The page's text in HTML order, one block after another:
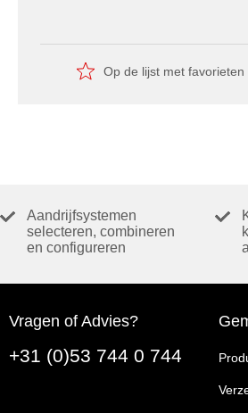
Op de lijst met favorieten
Aandrijfsystemen
selecteren, combineren
en configureren
Vragen of Advies?
+31 (0)53 744 0 744